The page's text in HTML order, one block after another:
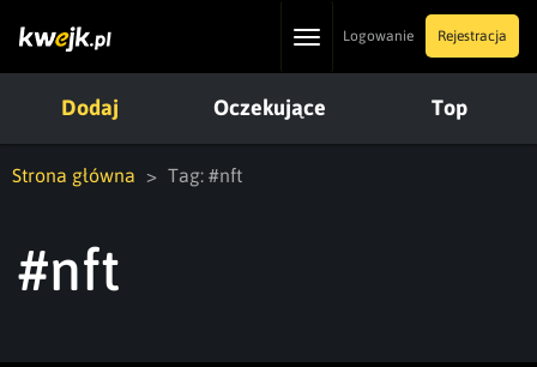
ToggleLogowanie Rejestracja
Dodaj Oczekujące Top
Strona główna Tag: #nft
#nft